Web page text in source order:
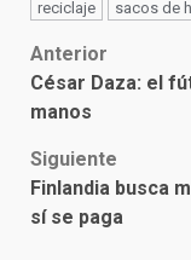
reciclaje
sacos de
Post
navigation
Anterior
César Daza: el
manos
Siguiente
Finlandia busca
sí se paga